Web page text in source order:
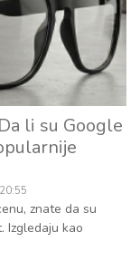
li su Google
znate da su
Izgledaju kao